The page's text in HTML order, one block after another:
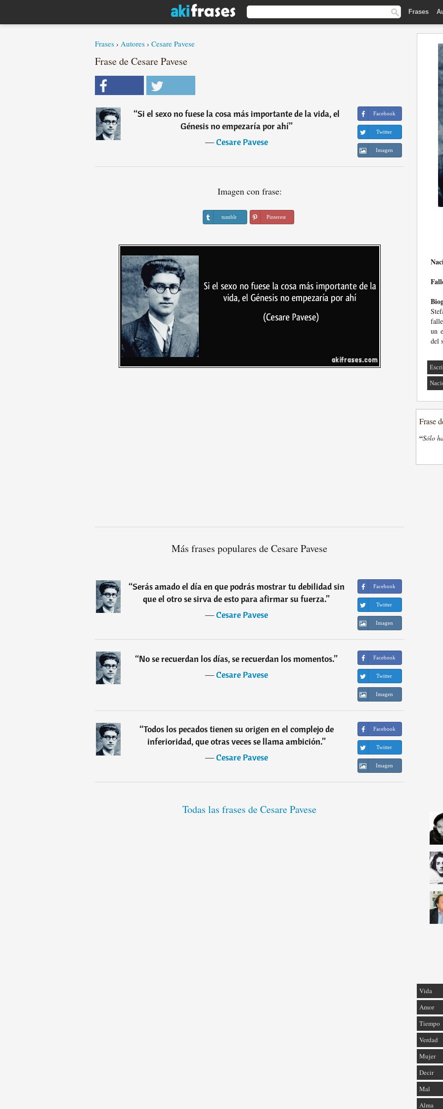
Frases
Frases › Autores › Cesare Pavese
Frase de Cesare Pavese
“Si el sexo no fuese la cosa más importante de la vida, el
Génesis no empezaría por ahí”
―Cesare Pavese
Facebook
Twitter
Imagen
Imagen con frase:
tumblr Pinterest
Más frases populares de Cesare Pavese
“Serás amado el día en que podrás mostrar tu debilidad sin
que el otro se sirva de esto para afirmar su fuerza.”
―Cesare Pavese
Facebook
Twitter
Imagen
“No se recuerdan los días, se recuerdan los momentos.”
―Cesare Pavese
Facebook
Twitter
Imagen
“Todos los pecados tienen su origen en el complejo de
inferioridad, que otras veces se llama ambición.”
―Cesare Pavese
Facebook
Twitter
Imagen
Todas las frases de Cesare Pavese
un
del
Frase
“Sólo
Vida
Amor
Tiempo
Verdad
Mujer
Decir
Mal
Alma